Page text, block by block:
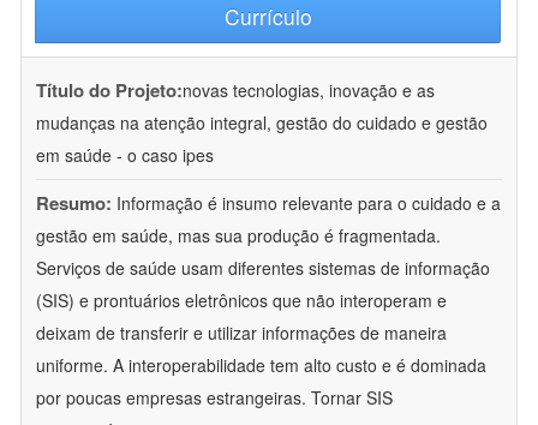
Currículo
Título do Projeto:novas tecnologias, inovação e as
mudanças na atenção integral, gestão do cuidado e gestão
em saúde - o caso ipes
Resumo: Informação é insumo relevante para o cuidado e a
gestão em saúde, mas sua produção é fragmentada.
Serviços de saúde usam diferentes sistemas de informação
(SIS) e prontuários eletrônicos que não interoperam e
deixam de transferir e utilizar informações de maneira
uniforme. A interoperabilidade tem alto custo e é dominada
por poucas empresas estrangeiras. Tornar SIS